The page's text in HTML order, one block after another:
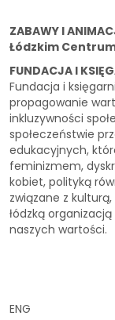
ZABAWY I
Łódzkim
FUNDACJA I
Fundacja i
propagowanie
inkluzywności
społeczeństwie
edukacyjnych,
feminizmem,
kobiet, polityką
związane z
łódzką
naszych wartości.
ENG